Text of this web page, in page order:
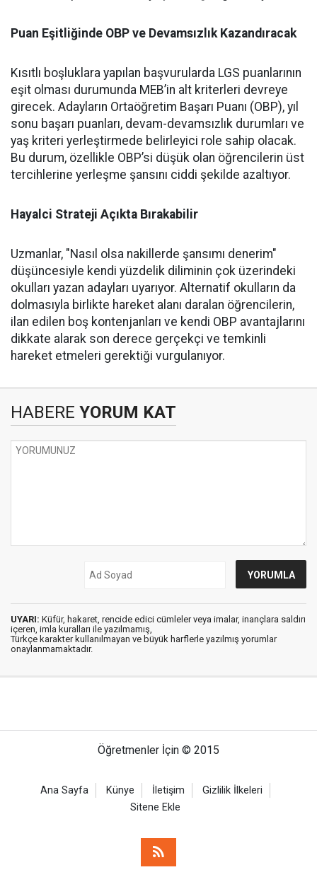
Puan Eşitliğinde OBP ve Devamsızlık Kazandıracak
Kısıtlı boşluklara yapılan başvurularda LGS puanlarının
eşit olması durumunda MEB’in alt kriterleri devreye
girecek. Adayların Ortaöğretim Başarı Puanı (OBP), yıl
sonu başarı puanları, devam-devamsızlık durumları ve
yaş kriteri yerleştirmede belirleyici role sahip olacak.
Bu durum, özellikle OBP’si düşük olan öğrencilerin üst
tercihlerine yerleşme şansını ciddi şekilde azaltıyor.
Hayalci Strateji Açıkta Bırakabilir
Uzmanlar, "Nasıl olsa nakillerde şansımı denerim"
düşüncesiyle kendi yüzdelik diliminin çok üzerindeki
okulları yazan adayları uyarıyor. Alternatif okulların da
dolmasıyla birlikte hareket alanı daralan öğrencilerin,
ilan edilen boş kontenjanları ve kendi OBP avantajlarını
dikkate alarak son derece gerçekçi ve temkinli
hareket etmeleri gerektiği vurgulanıyor.
HABERE YORUM KAT
UYARI: Küfür, hakaret, rencide edici cümleler veya imalar, inançlara saldırı
içeren, imla kuralları ile yazılmamış,
Türkçe karakter kullanılmayan ve büyük harflerle yazılmış yorumlar
onaylanmamaktadır.
Öğretmenler İçin © 2015
Ana Sayfa Künye İletişim
Gizlilik İlkeleri
Sitene Ekle